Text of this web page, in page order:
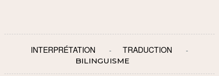
INTERPRÉTATION TRADUCTION
BILINGUISME